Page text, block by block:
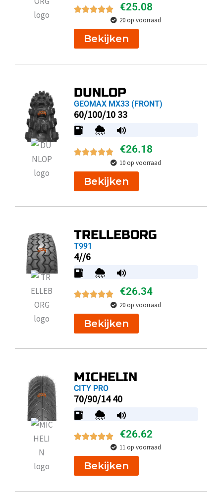
€25.08
20 op voorraad
Bekijken
DUNLOP
GEOMAX MX33 (FRONT)
60/100/10 33
€26.18
10 op voorraad
Bekijken
TRELLEBORG
T991
4//6
€26.34
20 op voorraad
Bekijken
MICHELIN
CITY PRO
70/90/14 40
€26.62
11 op voorraad
Bekijken